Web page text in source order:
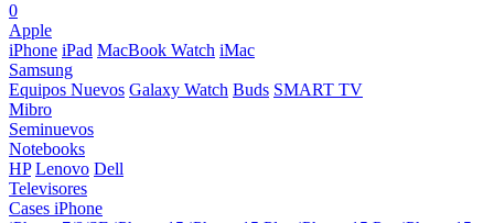
0
Apple
iPhone iPad MacBook Watch iMac
Samsung
Equipos Nuevos Galaxy Watch Buds SMART TV
Mibro
Seminuevos
Notebooks
HP Lenovo Dell
Televisores
Cases iPhone